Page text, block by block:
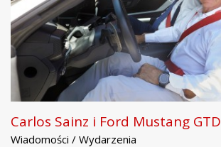
Carlos Sainz i Ford Mustang GTD
Wiadomości / Wydarzenia